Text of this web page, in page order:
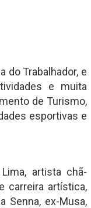
do Trabalhador, e
e muita
de Turismo,
esportivas e
artista chã-
carreira artística,
Senna, ex-Musa,